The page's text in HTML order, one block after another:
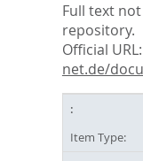
Full text
repository.
Official URL:
net.de/
Item Type: